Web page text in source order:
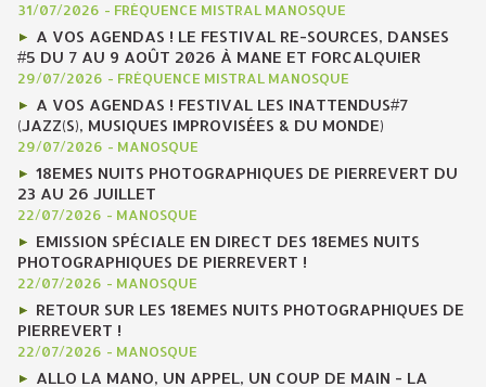
31/07/2026 - FRÉQUENCE MISTRAL MANOSQUE
A VOS AGENDAS ! LE FESTIVAL RE-SOURCES, DANSES
#5 DU 7 AU 9 AOÛT 2026 À MANE ET FORCALQUIER
29/07/2026 - FRÉQUENCE MISTRAL MANOSQUE
A VOS AGENDAS ! FESTIVAL LES INATTENDUS#7
(JAZZ(S), MUSIQUES IMPROVISÉES & DU MONDE)
29/07/2026 - MANOSQUE
18EMES NUITS PHOTOGRAPHIQUES DE PIERREVERT DU
23 AU 26 JUILLET
22/07/2026 - MANOSQUE
EMISSION SPÉCIALE EN DIRECT DES 18EMES NUITS
PHOTOGRAPHIQUES DE PIERREVERT !
22/07/2026 - MANOSQUE
RETOUR SUR LES 18EMES NUITS PHOTOGRAPHIQUES DE
PIERREVERT !
22/07/2026 - MANOSQUE
ALLO LA MANO, UN APPEL, UN COUP DE MAIN - LA